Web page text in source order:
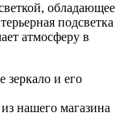
обладающее
подсветка
атмосферу в
зеркало и его
нашего магазина